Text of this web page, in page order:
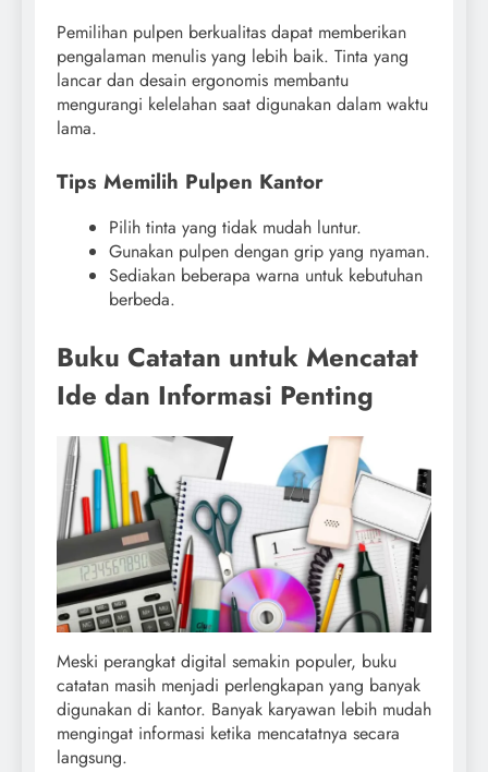
Pemilihan pulpen berkualitas dapat memberikan
pengalaman menulis yang lebih baik. Tinta yang
lancar dan desain ergonomis membantu
mengurangi kelelahan saat digunakan dalam waktu
lama.
Tips Memilih Pulpen Kantor
Pilih tinta yang tidak mudah luntur.
Gunakan pulpen dengan grip yang nyaman.
Sediakan beberapa warna untuk kebutuhan
berbeda.
Buku Catatan untuk Mencatat
Ide dan Informasi Penting
Meski perangkat digital semakin populer, buku
catatan masih menjadi perlengkapan yang banyak
digunakan di kantor. Banyak karyawan lebih mudah
mengingat informasi ketika mencatatnya secara
langsung.